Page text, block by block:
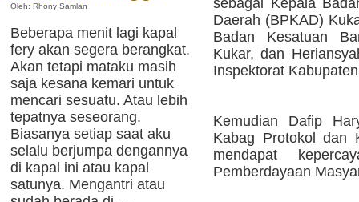
Oleh: Rhony Samlan
Beberapa menit lagi kapal
fery akan segera berangkat.
Akan tetapi mataku masih
saja kesana kemari untuk
mencari sesuatu. Atau lebih
tepatnya seseorang.
Biasanya setiap saat aku
selalu berjumpa dengannya
di kapal ini atau kapal
satunya. Mengantri atau
Daerah (BPKAD)
Badan Kesatuan
Kukar, dan
Inspektorat
Kemudian Dafip
Kabag Protokol dan
mendapat
Pemberdayaan